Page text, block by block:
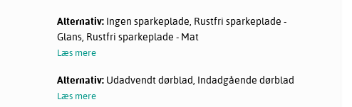
Alternativ: Ingen sparkeplade, Rustfri sparkeplade -
Glans, Rustfri sparkeplade - Mat
Læs mere
Alternativ: Udadvendt dørblad, Indadgående dørblad
Læs mere